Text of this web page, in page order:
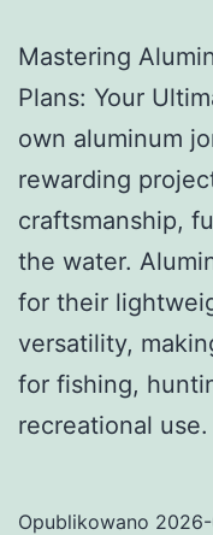
Mastering
Plans: Your
own aluminum
rewarding
craftsmanship,
the water.
for their
versatility,
for fishing,
recreational
Opublikowano